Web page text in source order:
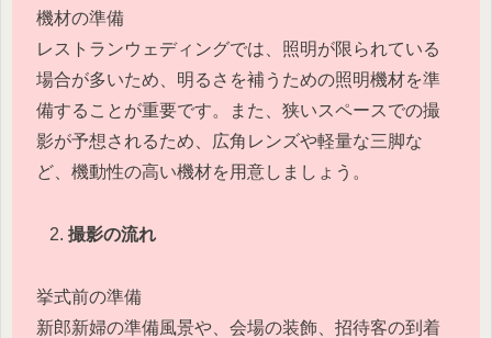
機材の準備
レストランウェディングでは、照明が限られている
場合が多いため、明るさを補うための照明機材を準
備することが重要です。また、狭いスペースでの撮
影が予想されるため、広角レンズや軽量な三脚な
ど、機動性の高い機材を用意しましょう。
撮影の流れ
挙式前の準備
新郎新婦の準備風景や、会場の装飾、招待客の到着